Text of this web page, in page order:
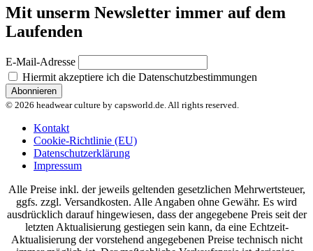
Mit unserm Newsletter immer auf dem
Laufenden
E-Mail-Adresse
Hiermit akzeptiere ich die Datenschutzbestimmungen
© 2026 headwear culture by capsworld.de. All rights reserved.
Kontakt
Cookie-Richtlinie (EU)
Datenschutzerklärung
Impressum
Alle Preise inkl. der jeweils geltenden gesetzlichen Mehrwertsteuer,
ggfs. zzgl. Versandkosten. Alle Angaben ohne Gewähr. Es wird
ausdrücklich darauf hingewiesen, dass der angegebene Preis seit der
letzten Aktualisierung gestiegen sein kann, da eine Echtzeit-
Aktualisierung der vorstehend angegebenen Preise technisch nicht